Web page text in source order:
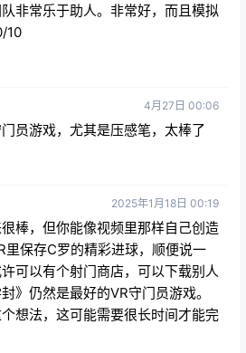
非常乐于助人。非常好，而且模拟
10
4月27日 00:06
员游戏，尤其是压感笔，太棒了
2025年1月18日 00:19
棒，但你能像视频里那样自己创造
里保存C罗的精彩进球，顺便说一
可以有个射门商店，可以下载别人
》仍然是最好的VR守门员游戏。
想法，这可能需要很长时间才能完